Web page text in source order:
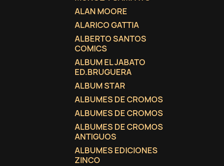
ALAN MOORE
ALARICO GATTIA
ALBERTO SANTOS
COMICS
ALBUM EL JABATO
ED.BRUGUERA
ALBUM STAR
ALBUMES DE CROMOS
ALBUMES DE CROMOS
ALBUMES DE CROMOS
ANTIGUOS
ALBUMES EDICIONES
ZINCO